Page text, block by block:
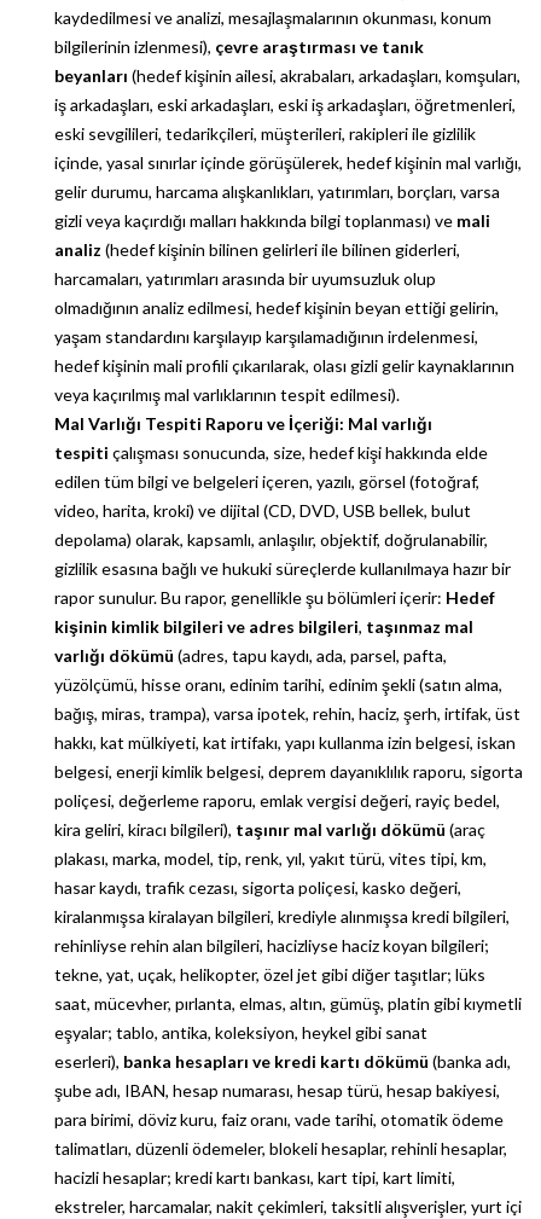
kaydedilmesi ve analizi, mesajlaşmalarının okunması, konum
bilgilerinin izlenmesi), çevre araştırması ve tanık
beyanları (hedef kişinin ailesi, akrabaları, arkadaşları, komşuları,
iş arkadaşları, eski arkadaşları, eski iş arkadaşları, öğretmenleri,
eski sevgilileri, tedarikçileri, müşterileri, rakipleri ile gizlilik
içinde, yasal sınırlar içinde görüşülerek, hedef kişinin mal varlığı,
gelir durumu, harcama alışkanlıkları, yatırımları, borçları, varsa
gizli veya kaçırdığı malları hakkında bilgi toplanması) ve mali
analiz (hedef kişinin bilinen gelirleri ile bilinen giderleri,
harcamaları, yatırımları arasında bir uyumsuzluk olup
olmadığının analiz edilmesi, hedef kişinin beyan ettiği gelirin,
yaşam standardını karşılayıp karşılamadığının irdelenmesi,
hedef kişinin mali profili çıkarılarak, olası gizli gelir kaynaklarının
veya kaçırılmış mal varlıklarının tespit edilmesi).
Mal Varlığı Tespiti Raporu ve İçeriği: Mal varlığı
tespiti çalışması sonucunda, size, hedef kişi hakkında elde
edilen tüm bilgi ve belgeleri içeren, yazılı, görsel (fotoğraf,
video, harita, kroki) ve dijital (CD, DVD, USB bellek, bulut
depolama) olarak, kapsamlı, anlaşılır, objektif, doğrulanabilir,
gizlilik esasına bağlı ve hukuki süreçlerde kullanılmaya hazır bir
rapor sunulur. Bu rapor, genellikle şu bölümleri içerir: Hedef
kişinin kimlik bilgileri ve adres bilgileri, taşınmaz mal
varlığı dökümü (adres, tapu kaydı, ada, parsel, pafta,
yüzölçümü, hisse oranı, edinim tarihi, edinim şekli (satın alma,
bağış, miras, trampa), varsa ipotek, rehin, haciz, şerh, irtifak, üst
hakkı, kat mülkiyeti, kat irtifakı, yapı kullanma izin belgesi, iskan
belgesi, enerji kimlik belgesi, deprem dayanıklılık raporu, sigorta
poliçesi, değerleme raporu, emlak vergisi değeri, rayiç bedel,
kira geliri, kiracı bilgileri), taşınır mal varlığı dökümü (araç
plakası, marka, model, tip, renk, yıl, yakıt türü, vites tipi, km,
hasar kaydı, trafik cezası, sigorta poliçesi, kasko değeri,
kiralanmışsa kiralayan bilgileri, krediyle alınmışsa kredi bilgileri,
rehinliyse rehin alan bilgileri, hacizliyse haciz koyan bilgileri;
tekne, yat, uçak, helikopter, özel jet gibi diğer taşıtlar; lüks
saat, mücevher, pırlanta, elmas, altın, gümüş, platin gibi kıymetli
eşyalar; tablo, antika, koleksiyon, heykel gibi sanat
eserleri), banka hesapları ve kredi kartı dökümü (banka adı,
şube adı, IBAN, hesap numarası, hesap türü, hesap bakiyesi,
para birimi, döviz kuru, faiz oranı, vade tarihi, otomatik ödeme
talimatları, düzenli ödemeler, blokeli hesaplar, rehinli hesaplar,
hacizli hesaplar; kredi kartı bankası, kart tipi, kart limiti,
ekstreler, harcamalar, nakit çekimleri, taksitli alışverişler, yurt içi